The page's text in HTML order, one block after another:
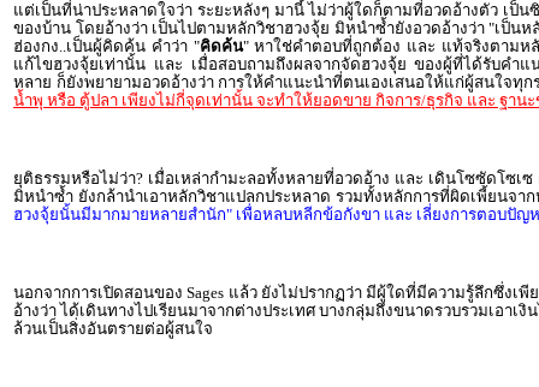
แต่เป็นที่น่าประหลาดใจว่า ระยะหลังๆ มานี้ ไม่ว่าผู้ใดก็ตามที่อวดอ้างตัว เป็
ของบ้าน โดยอ้างว่า เป็นไปตามหลักวิชาฮวงจุ้ย มิหนำซ้ำยังอวดอ้างว่า "เป็น
ฮ่องกง..เป็นผู้คิดค้น คำว่า "คิดค้น" หาใช่คำตอบที่ถูกต้อง และ แท้จริงตามห
แก้ไขฮวงจุ้ยเท่านั้น และ เมื่อสอบถามถึงผลจากจัดฮวงจุ้ย ของผู้ที่ได้รับคำ
หลาย ก็ยังพยายามอวดอ้างว่า การให้คำแนะนำที่ตนเองเสนอให้แก่ผู้สนใจ
น้ำพุ หรือ ตู้ปลา เพียงไม่กี่จุดเท่านั้น จะทำให้ยอดขาย กิจการ/ธุรกิจ และ ฐา
ยุติธรรมหรือไม่ว่า? เมื่อเหล่ากำมะลอทั้งหลายที่อวดอ้าง และ เดินโซซัดโซ
มิหนำซ้ำ ยังกล้านำเอาหลักวิชาแปลกประหลาด รวมทั้งหลักการที่ผิดเพี้ยนจ
ฮวงจุ้ยนั้นมีมากมายหลายสำนัก" เพื่อหลบหลีกข้อกังขา และ เลี่ยงการตอบปั
นอกจากการเปิดสอนของ Sages แล้ว ยังไม่ปรากฏว่า มีผู้ใดที่มีความรู้ลึกซึ่ง
อ้างว่า ได้เดินทางไปเรียนมาจากต่างประเทศ บางกลุ่มถึงขนาดรวบรวมเอ
ล้วนเป็นสิ่งอันตรายต่อผู้สนใจ